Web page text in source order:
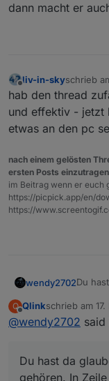
dann macht er
Offline
liv-in-skyschrieb
zuletzt
hab den thread
und effektiv - jetzt
etwas an den pc
nach einem gelösten
ersten Posts
im Beitrag wenn er euch
https://picpick.app/en/
https://
wendy2702Du
Q
Offline
Qlinkschrieb am
zuletzt editiert
@wendy2702 said
Du hast da
gehören. In